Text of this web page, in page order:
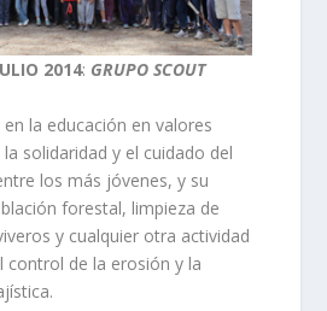
2014: GRUPO SCOUT
la educación en valores
solidaridad y el cuidado del
los más jóvenes, y su
forestal, limpieza de
y cualquier otra actividad
control de la erosión y la